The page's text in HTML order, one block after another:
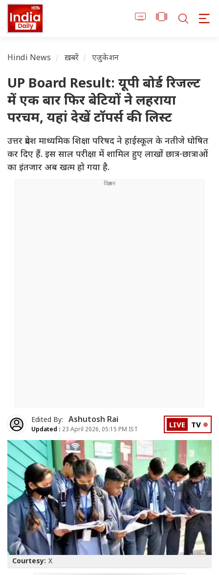
Hindi News ख़बरें एजुकेशन
UP Board Result: यूपी बोर्ड रिजल्ट
में एक बार फिर बेटियों ने लहराया
परचम, यहां देखें टॉपर्स की लिस्ट
उत्तर प्रदेश माध्यमिक शिक्षा परिषद ने हाईस्कूल के नतीजे घोषित
कर दिए हैं. इस साल परीक्षा में शामिल हुए लाखों छात्र-छात्राओं
का इंतजार अब खत्म हो गया है.
Edited By: Ashutosh Rai
Updated : 23 April 2026, 05:15 PM IST LIVE TV
Courtesy: X